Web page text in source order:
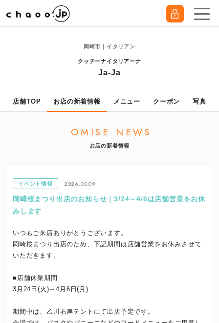
岡崎市｜イタリアン
クッチーナイタリアーナ
Ja-Ja
店舗TOP お店の新着情報 メニュー クーポン 写真
OMISE NEWS
お店の新着情報
イベント情報
2026.03.09
岡崎桜まつり出店のお知らせ｜3/24～4/6は店舗営業をお休
みします
いつもご来店ありがとうございます。
岡崎桜まつり出店のため、下記期間は店舗営業をお休みさせて
いただきます。
■店舗休業期間
3月24日(火)～4月6日(月)
期間中は、乙川右岸テントにて出店予定です。